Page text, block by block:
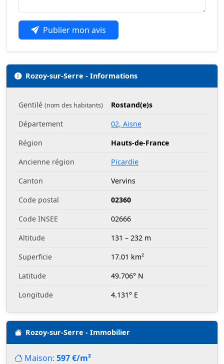
Publier mon avis
Rozoy-sur-Serre - Informations
Gentilé (nom des habitants)
Rostand(e)s
Département
02, Aisne
Région
Hauts-de-France
Ancienne région
Picardie
Canton
Vervins
Code postal
02360
Code INSEE
02666
Altitude
131 – 232 m
Superficie
17.01 km²
Latitude
49.706° N
Longitude
4.131° E
Rozoy-sur-Serre - Immobilier
Maison: 597 €/m²